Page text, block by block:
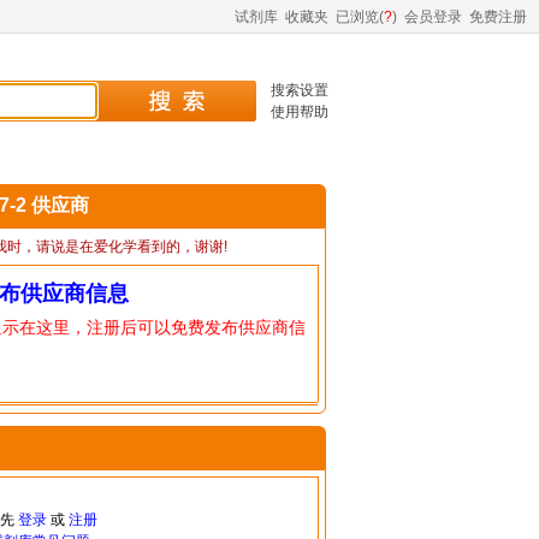
试剂库 收藏夹 已浏览(?) 会员登录 免费注册
搜索设置
使用帮助
2 供应商
时，请说是在爱化学看到的，谢谢!
供应商信息
在这里，注册后可以免费发布供应商信
登录或 注册